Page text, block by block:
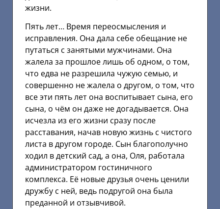
жизни.
Пять лет… Время переосмысления и
исправления. Она дала себе обещание не
путаться с занятыми мужчинами. Она
жалела за прошлое лишь об одном, о том,
что едва не разрешила чужую семью, и
совершенно не жалела о другом, о том, что
все эти пять лет она воспитывает сына, его
сына, о чём он даже не догадывается. Она
исчезла из его жизни сразу после
расставания, начав новую жизнь с чистого
листа в другом городе. Сын благополучно
ходил в детский сад, а она, Оля, работала
администратором гостиничного
комплекса. Её новые друзья очень ценили
дружбу с ней, ведь подругой она была
преданной и отзывчивой.